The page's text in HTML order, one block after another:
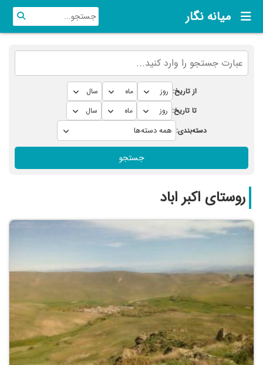
میانه نگار
از تاریخ:
تا تاریخ:
دسته‌بندی:
جستجو
روستای اکبر اباد